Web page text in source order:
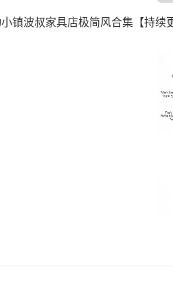
镇波叔家具店极简风合集【持续